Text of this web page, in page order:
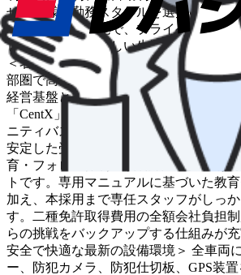
せた多様な勤務スタイルを選択いただ
時間の相談も可能で、プライベートや
しながら、規則正しい生活リズムを維持
＜名鉄グループとしての圧倒的な安定
部圏で高い知名度を誇る名鉄グループ
経営基盤とブランドの安心感があります
「CentX」「GO」の全車導入や、自治
ニティバス・デマンドタクシーの運行
安定した受注体制が整っています。 ＜
育・フォロー体制＞ 採用者の約80％が
トです。専用マニュアルに基づいた教
加え、本採用まで専任スタッフがしっ
す。二種免許取得費用の全額会社負担
らの挑戦をバックアップする仕組みが
安全で快適な最新の設備環境＞ 全車両
ー、防犯カメラ、防犯仕切板、GPS装